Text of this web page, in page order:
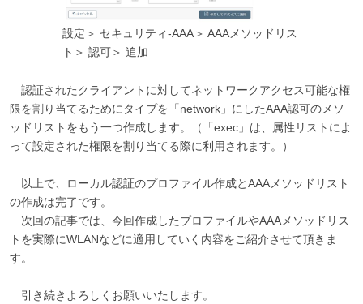
設定＞ セキュリティ-AAA＞ AAAメソッドリス
ト＞ 認可＞ 追加
認証されたクライアントに対してネットワークアクセス可能な権
限を割り当てるためにタイプを「network」にしたAAA認可のメソ
ッドリストをもう一つ作成します。（「exec」は、属性リストによ
って設定された権限を割り当てる際に利用されます。）
以上で、ローカル認証のプロファイル作成とAAAメソッドリスト
の作成は完了です。
次回の記事では、今回作成したプロファイルやAAAメソッドリス
トを実際にWLANなどに適用していく内容をご紹介させて頂きま
す。
引き続きよろしくお願いいたします。